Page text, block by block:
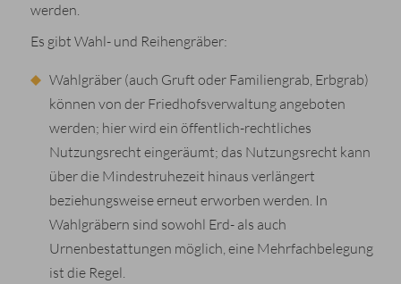
werden.
Es gibt Wahl- und Reihengräber:
Wahlgräber (auch Gruft oder Familiengrab, Erbgrab)
können von der Friedhofsverwaltung angeboten
werden; hier wird ein öffentlich-rechtliches
Nutzungsrecht eingeräumt; das Nutzungsrecht kann
über die Mindestruhezeit hinaus verlängert
beziehungsweise erneut erworben werden. In
Wahlgräbern sind sowohl Erd- als auch
Urnenbestattungen möglich, eine Mehrfachbelegung
ist die Regel.